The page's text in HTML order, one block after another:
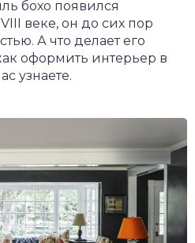
бохо появился
веке, он до сих пор
А что делает его
оформить интерьер в
узнаете.